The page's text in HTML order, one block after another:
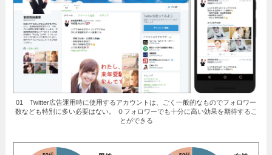
01 Twitter広告運用時に使用するアカウントは、ごく一般的なものでフォロワー
数なども特別に多い必要はない。 ０フォロワーでも十分に高い効果を期待するこ
とができる